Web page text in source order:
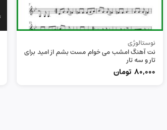
نوستالوژی
نت آهنگ امشب می خوام مست بشم از امید برای
تار و سه تار
80,000 تومان